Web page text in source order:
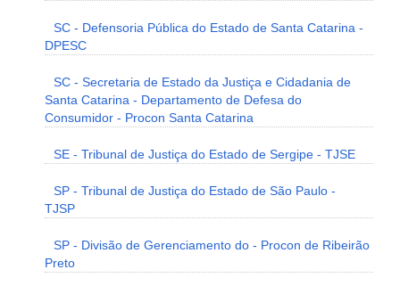
SC - Defensoria Pública do Estado de Santa Catarina -
DPESC
SC - Secretaria de Estado da Justiça e Cidadania de
Santa Catarina - Departamento de Defesa do
Consumidor - Procon Santa Catarina
SE - Tribunal de Justiça do Estado de Sergipe - TJSE
SP - Tribunal de Justiça do Estado de São Paulo -
TJSP
SP - Divisão de Gerenciamento do - Procon de Ribeirão
Preto